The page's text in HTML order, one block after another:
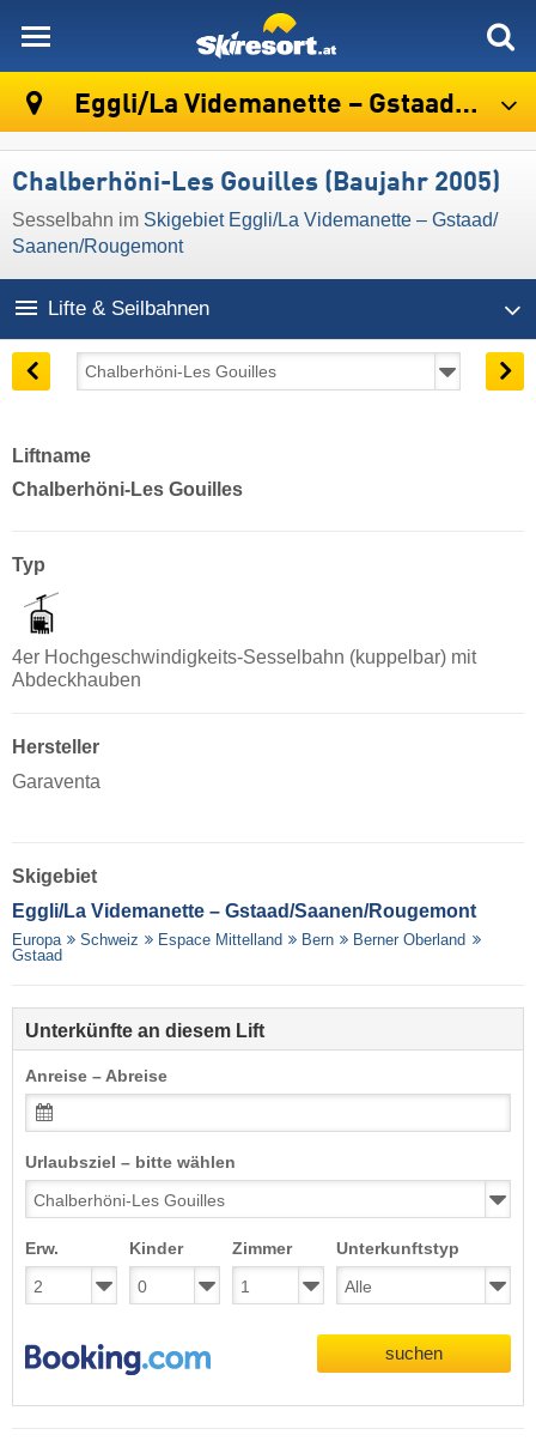
Eggli/​La Videmanette – Gstaad/​Saanen/​Rougemont
Chalberhöni-Les Gouilles (Baujahr 2005)
Sesselbahn im Skigebiet Eggli/​La Videmanette – Gstaad/​
Saanen/​Rougemont
Lifte & Seilbahnen
Liftname
Chalberhöni-Les Gouilles
Typ
4er Hochgeschwindigkeits-Sesselbahn (kuppelbar) mit
Abdeckhauben
Hersteller
Garaventa
Skigebiet
Eggli/​La Videmanette – Gstaad/​Saanen/​Rougemont
Europa Schweiz Espace Mittelland Bern
Berner Oberland
Gstaad
Unterkünfte an diesem Lift
Anreise – Abreise
Urlaubsziel – bitte wählen
Erw. Kinder Zimmer Unterkunftstyp
suchen